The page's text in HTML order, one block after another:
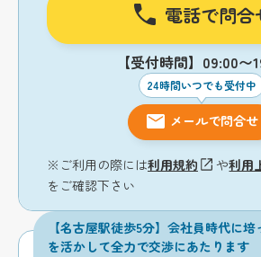
電話で問合
【受付時間】09:00〜
24時間いつでも受付中
メールで問合せ
※ご利用の際には利用規約 や利用
をご確認下さい
【名古屋駅徒歩5分】会社員時代に培
を活かして全力で交渉にあたります